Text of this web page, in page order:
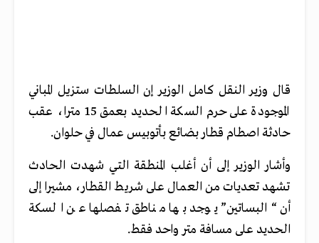
قال وزير النقل كامل الوزير إن السلطات ستزيل المباني
الموجودة على حرم السكة الحديد بعمق 15 مترا، عقب
حادثة اصطام قطار بضائع بأتوبيس عمال في حلوان.
وأشار الوزير إلى أن أغلب المنطقة التي شهدت الحادث
تشهد تعديات من العمال على شريط القطار، مشيرا إلى
أن “البساتين” يوجد بها مناطق تفصلها عن السكة
الحديد على مسافة متر واحد فقط.